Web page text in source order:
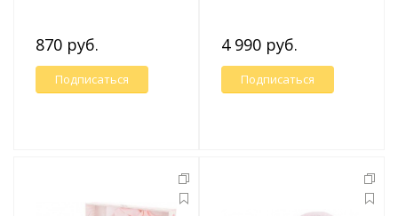
870 руб.
Подписаться
аксессуарами
4 990 руб.
Подписаться